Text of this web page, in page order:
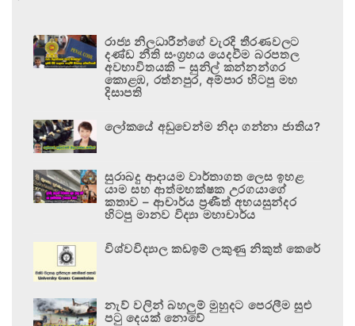
රාජ්‍ය නිලධාරීන්ගේ වැරදි තීරණවලට
දණ්ඩ නීති සංග්‍රහය යෙදවීම බරපතල
අවභාවිතයකි – සුනිල් කන්නන්ගර
කොළඹ, රත්නපුර, අම්පාර හිටපු මහ
දිසාපති
ලෝකයේ අඩුවෙන්ම නිදා ගන්නා ජාතිය?
සුරාබදු ආදායම වාර්තාගත ලෙස ඉහළ
යාම සහ ආත්මභක්ෂක උරගයාගේ
කතාව – ආචාර්ය ප්‍රණීත් අභයසුන්දර
හිටපු මානව විද්‍යා මහාචාර්ය
විශ්වවිද්‍යාල කඩඉම් ලකුණු නිකුත් කෙරේ
නැව් වලින් බහලුම් මුහුදට පෙරලීම සුළු
පටු දෙයක් නොවේ